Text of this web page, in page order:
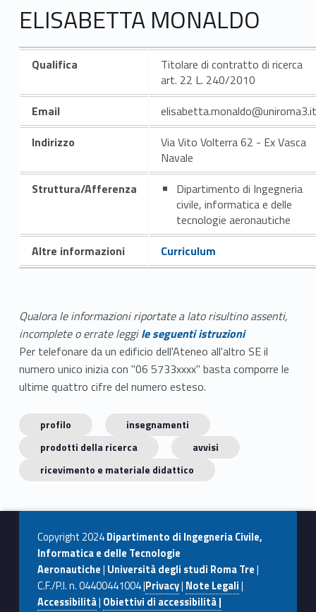
ELISABETTA MONALDO
Qualifica
Titolare di contratto di ricerca
art. 22 L. 240/2010
Email
elisabetta.monaldo@uniroma3.it
Indirizzo
Via Vito Volterra 62 - Ex Vasca
Navale
Struttura/Afferenza
Dipartimento di Ingegneria
civile, informatica e delle
tecnologie aeronautiche
Altre informazioni
Curriculum
Qualora le informazioni riportate a lato risultino assenti,
incomplete o errate leggile seguenti istruzioni
Per telefonare da un edificio dell'Ateneo all'altro SE il
numero unico inizia con "06 5733xxxx" basta comporre le
ultime quattro cifre del numero esteso.
profilo
insegnamenti
prodotti della ricerca
avvisi
ricevimento e materiale didattico
Copyright 2024Dipartimento di Ingegneria Civile,
Informatica e delle Tecnologie
Aeronautiche| Università degli studi Roma Tre|
C.F./P.I. n. 04400441004 |Privacy| Note Legali|
Accessibilità| Obiettivi di accessibilità |